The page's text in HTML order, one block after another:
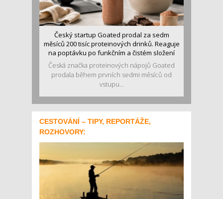
Český startup Goated prodal za sedm
měsíců 200 tisíc proteinových drinků. Reaguje
na poptávku po funkčním a čistém složení
Česká značka proteinových nápojů Goated
prodala během prvních sedmi měsíců od
vstupu...
CESTOVÁNÍ – TIPY, REPORTÁŽE,
ROZHOVORY: